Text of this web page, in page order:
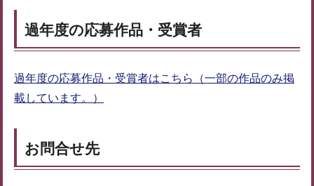
過年度の応募作品・受賞者
過年度の応募作品・受賞者はこちら（一部の作品のみ掲
載しています。）
お問合せ先